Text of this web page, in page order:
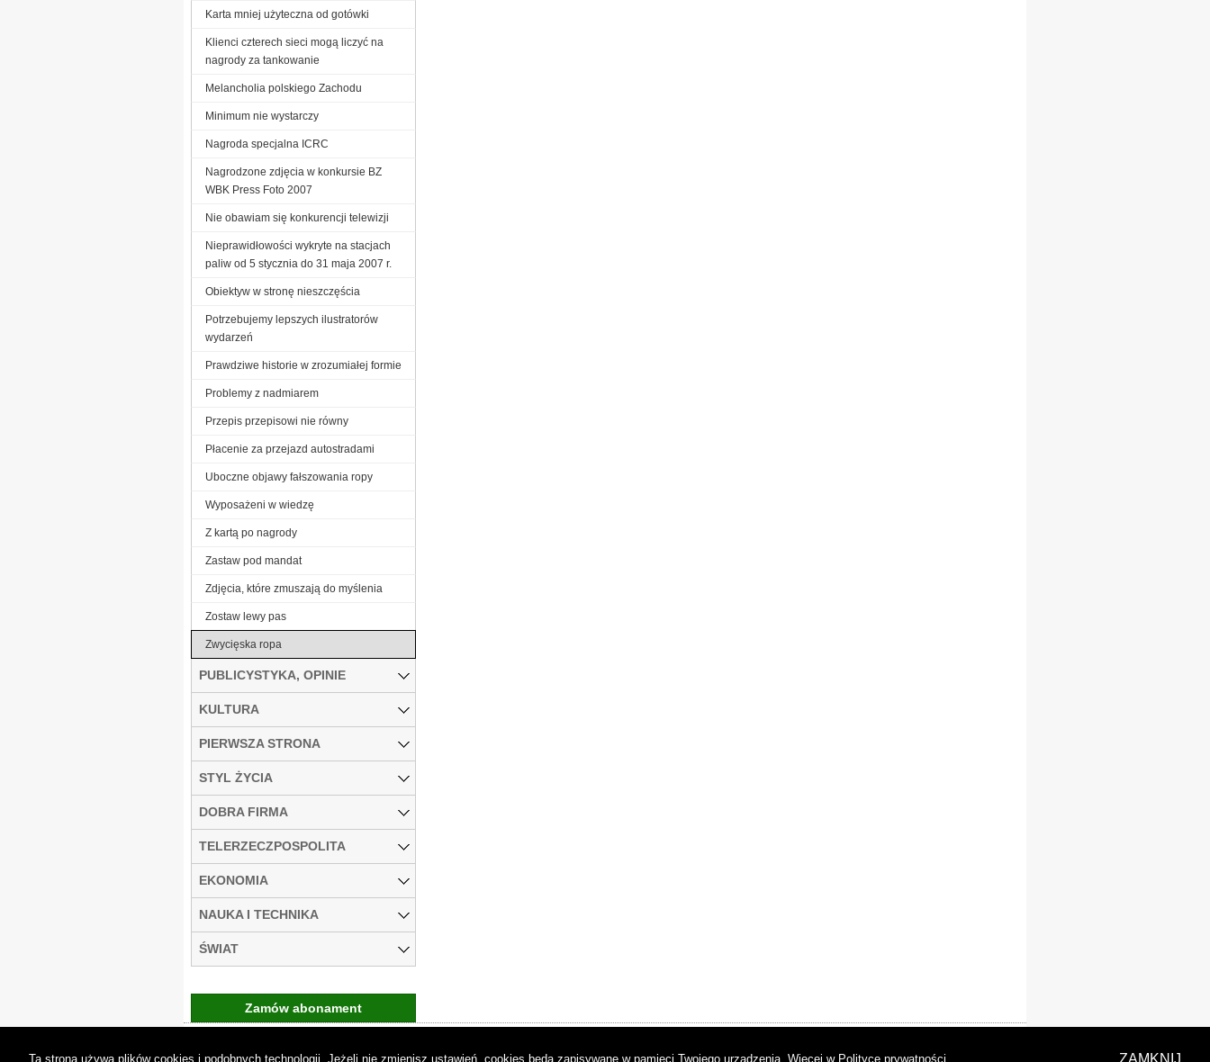
Karta mniej użyteczna od gotówki
Klienci czterech sieci mogą liczyć na
nagrody za tankowanie
Melancholia polskiego Zachodu
Minimum nie wystarczy
Nagroda specjalna ICRC
Nagrodzone zdjęcia w konkursie BZ
WBK Press Foto 2007
Nie obawiam się konkurencji telewizji
Nieprawidłowości wykryte na stacjach
paliw od 5 stycznia do 31 maja 2007 r.
Obiektyw w stronę nieszczęścia
Potrzebujemy lepszych ilustratorów
wydarzeń
Prawdziwe historie w zrozumiałej formie
Problemy z nadmiarem
Przepis przepisowi nie równy
Płacenie za przejazd autostradami
Uboczne objawy fałszowania ropy
Wyposażeni w wiedzę
Z kartą po nagrody
Zastaw pod mandat
Zdjęcia, które zmuszają do myślenia
Zostaw lewy pas
Zwycięska ropa
PUBLICYSTYKA, OPINIE
KULTURA
PIERWSZA STRONA
STYL ŻYCIA
DOBRA FIRMA
TELERZECZPOSPOLITA
EKONOMIA
NAUKA I TECHNIKA
ŚWIAT
Zamów abonament
Ta strona używa plików cookies i podobnych technologii. Jeżeli nie zmienisz ustawień, cookies będą zapisywane w pamięci Twojego urządzenia. Więcej w Polityce prywatności ZAMKNIJ